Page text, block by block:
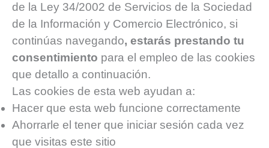
de la Ley 34/2002 de Servicios de la Sociedad
de la Información y Comercio Electrónico, si
continúas navegando, estarás prestando tu
consentimiento para el empleo de las cookies
que detallo a continuación.
Las cookies de esta web ayudan a:
Hacer que esta web funcione correctamente
Ahorrarle el tener que iniciar sesión cada vez
que visitas este sitio